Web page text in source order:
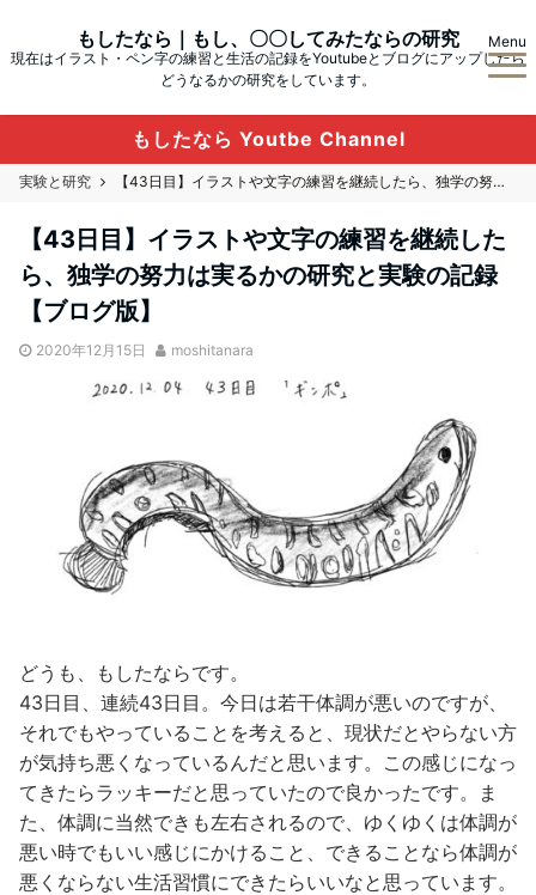
もしたなら｜もし、〇〇してみたならの研究
現在はイラスト・ペン字の練習と生活の記録をYoutubeとブログにアップしたら
どうなるかの研究をしています。
Menu
もしたなら Youtbe Channel
実験と研究 【43日目】イラストや文字の練習を継続したら、独学の努力は実るかの研究と実験の記録【ブログ版】
【43日目】イラストや文字の練習を継続した
ら、独学の努力は実るかの研究と実験の記録
【ブログ版】
2020年12月15日 moshitanara
どうも、もしたならです。
43日目、連続43日目。今日は若干体調が悪いのですが、
それでもやっていることを考えると、現状だとやらない方
が気持ち悪くなっているんだと思います。この感じになっ
てきたらラッキーだと思っていたので良かったです。ま
た、体調に当然できも左右されるので、ゆくゆくは体調が
悪い時でもいい感じにかけること、できることなら体調が
悪くならない生活習慣にできたらいいなと思っています。